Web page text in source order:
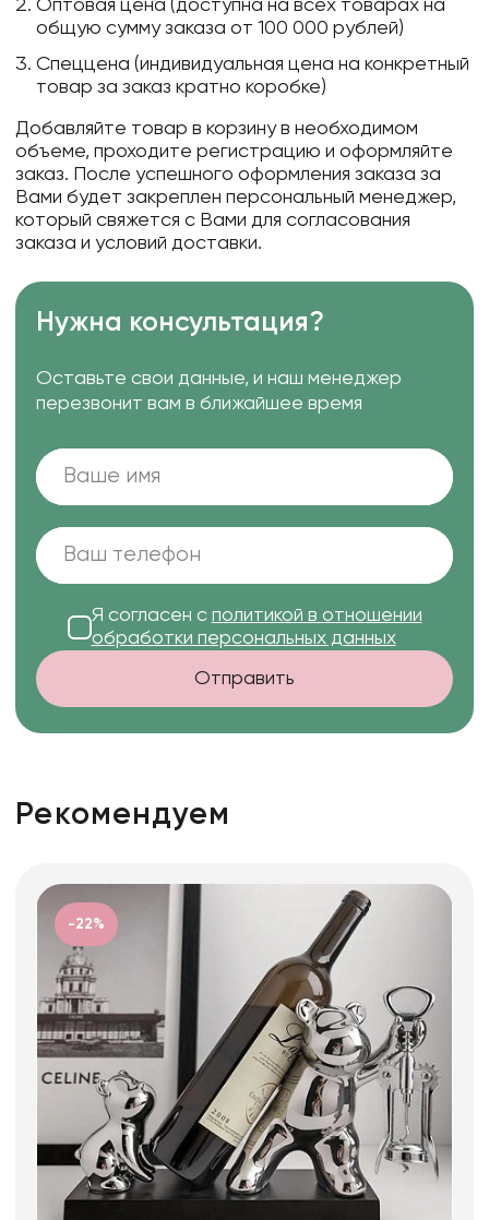
Оптовая цена (доступна на всех товарах на
общую сумму заказа от 100 000 рублей)
Спеццена (индивидуальная цена на конкретный
товар за заказ кратно коробке)
Добавляйте товар в корзину в необходимом
объеме, проходите регистрацию и оформляйте
заказ. После успешного оформления заказа за
Вами будет закреплен персональный менеджер,
который свяжется с Вами для согласования
заказа и условий доставки.
Нужна консультация?
Оставьте свои данные, и наш менеджер
перезвонит вам в ближайшее время
Я согласен с политикой в отношении
обработки персональных данных
Отправить
Рекомендуем
-22%